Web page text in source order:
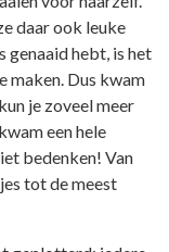
daar ook leuke
genaaid hebt, is het
maken. Dus kwam
je zoveel meer
een hele
bedenken! Van
tot de meest